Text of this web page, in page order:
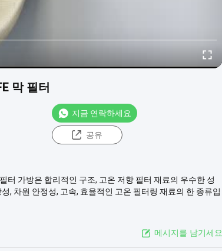
막 필터
지금 연락하세요
공유
터 가방은 합리적인 구조, 고온 저항 필터 재료의 우수한 성
, 차원 안정성, 고속, 효율적인 고온 필터링 재료의 한 종류입
메시지를 남기세요